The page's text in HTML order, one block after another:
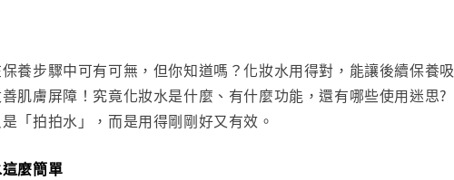
養步驟中可有可無，但你知道嗎？化妝水用得對，能讓後續保養吸
肌膚屏障！究竟化妝水是什麼、有什麼功能，還有哪些使用迷思?
「拍拍水」，而是用得剛剛好又有效。
麼簡單